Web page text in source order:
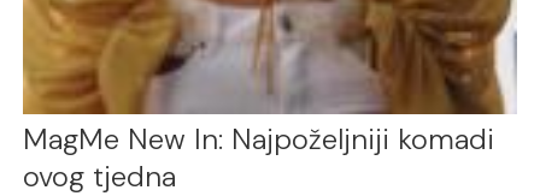
MagMe New In: Najpoželjniji komadi
ovog tjedna